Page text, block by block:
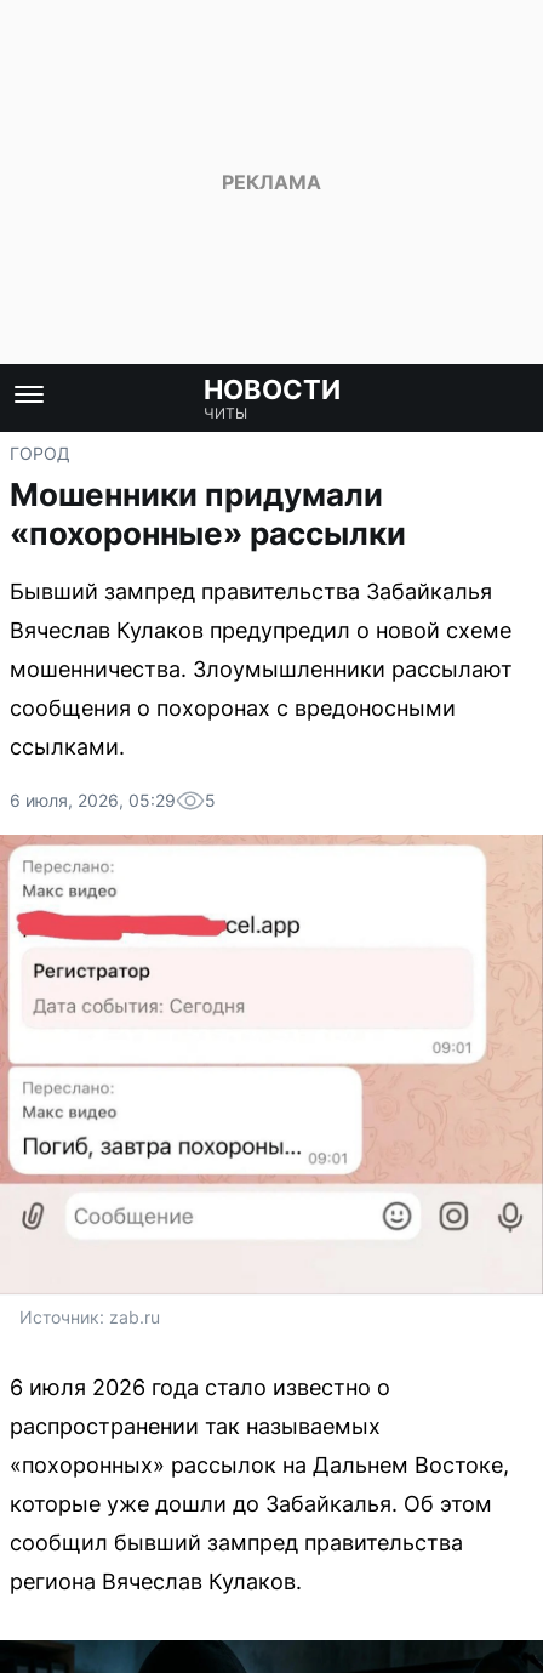
НОВОСТИ
ЧИТЫ
ГОРОД
Мошенники придумали
«похоронные» рассылки
Бывший зампред правительства Забайкалья
Вячеслав Кулаков предупредил о новой схеме
мошенничества. Злоумышленники рассылают
сообщения о похоронах с вредоносными
ссылками.
6 июля, 2026, 05:29 5
Источник: zab.ru
6 июля 2026 года стало известно о
распространении так называемых
«похоронных» рассылок на Дальнем Востоке,
которые уже дошли до Забайкалья. Об этом
сообщил бывший зампред правительства
региона Вячеслав Кулаков.